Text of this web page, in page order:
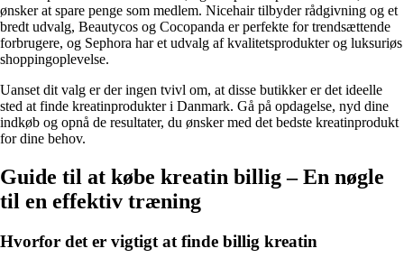
ønsker at spare penge som medlem. Nicehair tilbyder rådgivning og et
bredt udvalg, Beautycos og Cocopanda er perfekte for trendsættende
forbrugere, og Sephora har et udvalg af kvalitetsprodukter og luksuriøs
shoppingoplevelse.
Uanset dit valg er der ingen tvivl om, at disse butikker er det ideelle
sted at finde kreatinprodukter i Danmark. Gå på opdagelse, nyd dine
indkøb og opnå de resultater, du ønsker med det bedste kreatinprodukt
for dine behov.
Guide til at købe kreatin billig – En nøgle
til en effektiv træning
Hvorfor det er vigtigt at finde billig kreatin